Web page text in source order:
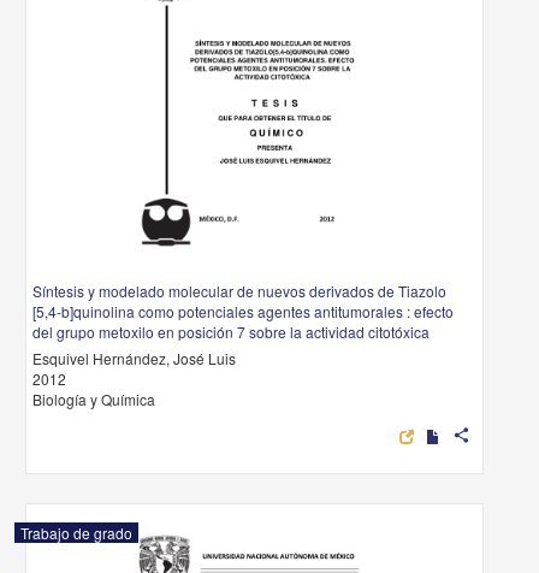
Síntesis y modelado molecular de nuevos derivados de Tiazolo
[5,4-b]quinolina como potenciales agentes antitumorales : efecto
del grupo metoxilo en posición 7 sobre la actividad citotóxica
Esquivel Hernández, José Luis
2012
Biología y Química
share
Trabajo de grado